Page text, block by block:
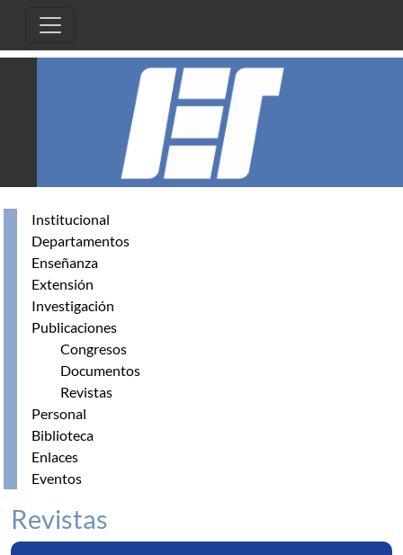
Institucional
Departamentos
Enseñanza
Extensión
Investigación
Publicaciones
Congresos
Documentos
Revistas
Personal
Biblioteca
Enlaces
Eventos
Revistas